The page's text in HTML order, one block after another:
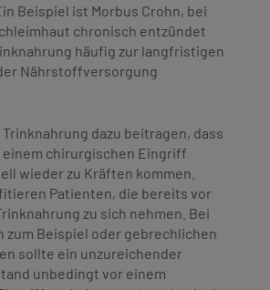
Beispiel ist Morbus Crohn, bei
chronisch entzündet
häufig zur langfristigen
Nährstoffversorgung
dazu beitragen, dass
einem chirurgischen Eingriff
wieder zu Kräften kommen.
Patienten, die bereits vor
zu sich nehmen. Bei
zum Beispiel oder gebrechlichen
sollte ein unzureichender
unbedingt vor einem